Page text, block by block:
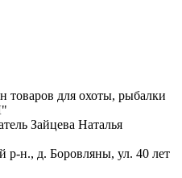
товаров для охоты, рыбалки
Зайцева Наталья
н., д. Боровляны, ул. 40 лет